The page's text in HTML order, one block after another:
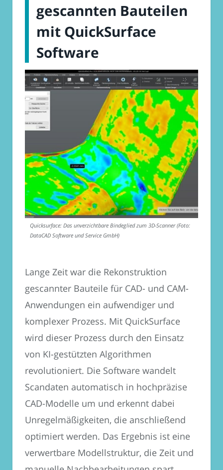
gescannten Bauteilen
mit QuickSurface
Software
Quicksurface: Das unverzichtbare Bindeglied zum 3D-Scanner (Foto:
DataCAD Software und Service GmbH)
Lange Zeit war die Rekonstruktion
gescannter Bauteile für CAD- und CAM-
Anwendungen ein aufwendiger und
komplexer Prozess. Mit QuickSurface
wird dieser Prozess durch den Einsatz
von KI-gestützten Algorithmen
revolutioniert. Die Software wandelt
Scandaten automatisch in hochpräzise
CAD-Modelle um und erkennt dabei
Unregelmäßigkeiten, die anschließend
optimiert werden. Das Ergebnis ist eine
verwertbare Modellstruktur, die Zeit und